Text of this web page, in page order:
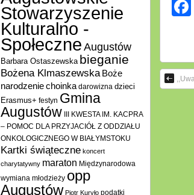
Stowarzyszenie
Kulturalno -
Społeczne Augustów
Barbara Ostaszewska bieganie
Bożena Klmaszewska Boże
narodzeniechoinka darowizna dzieci
Erasmus+ festyn Gmina
Augustów III KWESTA IM. KACPRA
– POMOC DLA PRZYJACIÓŁ Z ODDZIAŁU
ONKOLOGICZNEGO W BIAŁYMSTOKU
Kartki świąteczne koncert
charytatywny maraton Międzynarodowa
wymiana młodzieży opp
Augustów Piotr Kuryło podatki